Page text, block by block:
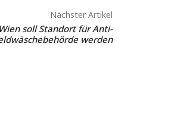
Nächster Artikel
Wien soll Standort für Anti-
werden